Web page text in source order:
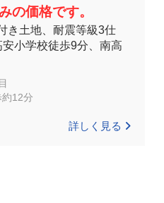
価格です。
き土地、耐震等級3仕
小学校徒歩9分、南高
12分
詳しく見る